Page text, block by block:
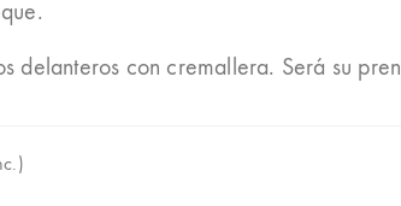
delanteros con cremallera. Será su